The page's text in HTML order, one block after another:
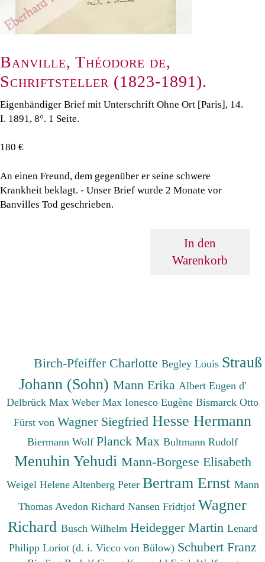
Banville, Théodore de,
Schriftsteller (1823-1891).
Eigenhändiger Brief mit Unterschrift Ohne Ort [Paris], 14.
I. 1891, 8°. 1 Seite.
180 €
An einen Freund, dem gegenüber er seine schwere
Krankheit beklagt. - Unser Brief wurde 2 Monate vor
Banvilles Tod geschrieben.
In den
Warenkorb
Birch-Pfeiffer CharlotteBegley Louis Strauß
Johann (Sohn) Mann Erika Albert Eugen d'
Delbrück Max Weber Max Ionesco Eugène Bismarck Otto
Fürst von Wagner Siegfried Hesse Hermann
Biermann Wolf Planck Max Bultmann Rudolf
Menuhin Yehudi Mann-Borgese Elisabeth
Weigel Helene Altenberg Peter Bertram Ernst Mann
Thomas Avedon Richard Nansen Fridtjof Wagner
Richard Busch Wilhelm Heidegger Martin Lenard
Philipp Loriot (d. i. Vicco von Bülow) Schubert Franz